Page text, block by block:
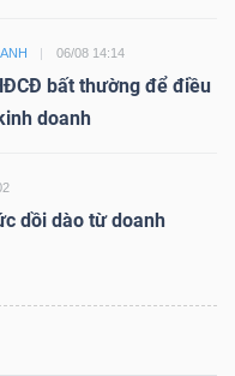
06/08 14:14
bất thường để điều
doanh
dồi dào từ doanh